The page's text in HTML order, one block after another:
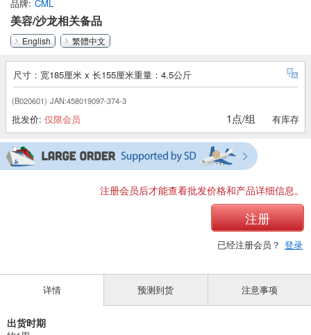
品牌 CML
美容/沙龙相关备品
English 繁體中文
尺寸：宽185厘米 x 长155厘米重量：4.5公斤
(B020601) JAN:458019097-374-3
批发价: 仅限会员 1点/组 有库存
注册会员后才能查看批发价格和产品详细信息。
注册
已经注册会员？ 登录
详情
出货时期
预测到货 注意事项